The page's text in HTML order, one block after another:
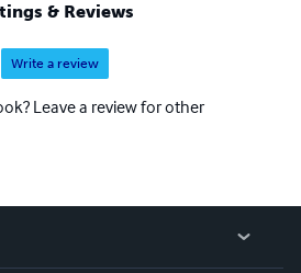
& Reviews
Write a review
Leave a review for other